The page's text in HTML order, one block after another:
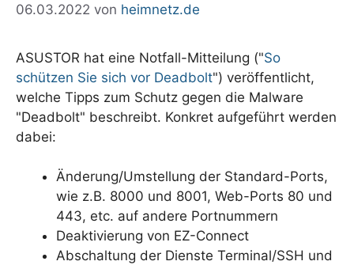
06.03.2022 von heimnetz.de
ASUSTOR hat eine Notfall-Mitteilung ("So
schützen Sie sich vor Deadbolt") veröffentlicht,
welche Tipps zum Schutz gegen die Malware
"Deadbolt" beschreibt. Konkret aufgeführt werden
dabei:
Änderung/Umstellung der Standard-Ports,
wie z.B. 8000 und 8001, Web-Ports 80 und
443, etc. auf andere Portnummern
Deaktivierung von EZ-Connect
Abschaltung der Dienste Terminal/SSH und